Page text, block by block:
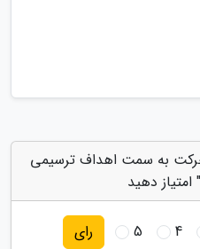
به سمت اهداف ترسیمی
دهید
4
5 رای